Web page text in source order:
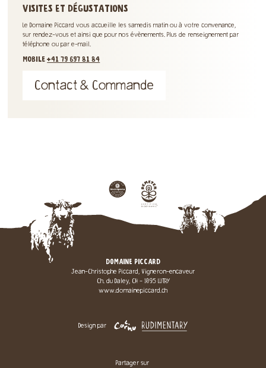
VISITES ET DÉGUSTATIONS
Le Domaine Piccard vous accueille les samedis matin ou à votre convenance,
sur rendez-vous et ainsi que pour nos évènements. Plus de renseignement par
téléphone ou par e-mail.
MOBILE+41 79 697 81 84
Contact & Commande
DOMAINE PICCARD
Jean-Christophe Piccard, Vigneron-encaveur
Ch. du Daley, CH - 1095 LUTRY
www.domainepiccard.ch
Design par
Partager sur